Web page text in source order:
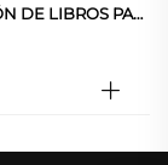
PARA NIÑOS Y PEQUEÑOS